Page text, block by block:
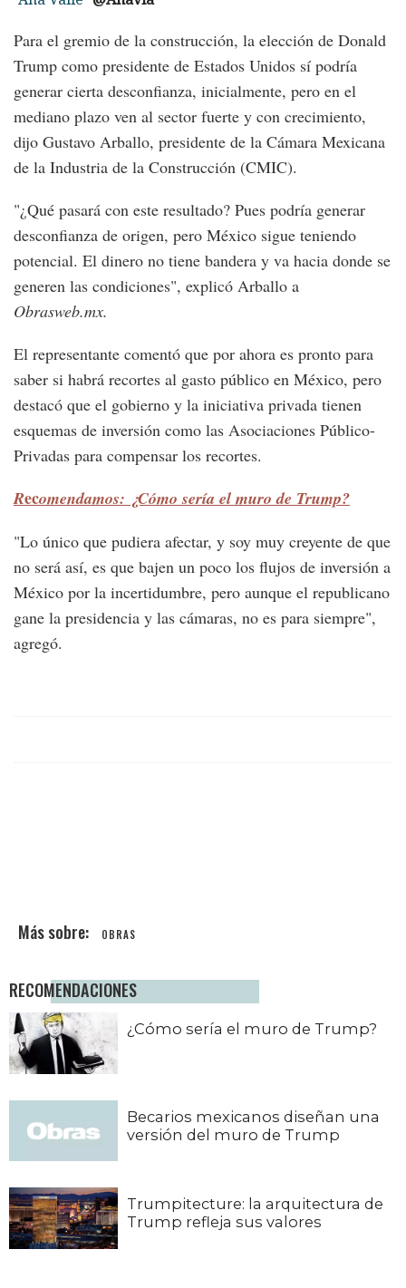
Para el gremio de la construcción, la elección de Donald
Trump como presidente de Estados Unidos sí podría
generar cierta desconfianza, inicialmente, pero en el
mediano plazo ven al sector fuerte y con crecimiento,
dijo Gustavo Arballo, presidente de la Cámara Mexicana
de la Industria de la Construcción (CMIC).
"¿Qué pasará con este resultado? Pues podría generar
desconfianza de origen, pero México sigue teniendo
potencial. El dinero no tiene bandera y va hacia donde se
generen las condiciones", explicó Arballo a
Obrasweb.mx.
El representante comentó que por ahora es pronto para
saber si habrá recortes al gasto público en México, pero
destacó que el gobierno y la iniciativa privada tienen
esquemas de inversión como las Asociaciones Público-
Privadas para compensar los recortes.
Recomendamos: ¿Cómo sería el muro de Trump?
"Lo único que pudiera afectar, y soy muy creyente de que
no será así, es que bajen un poco los flujos de inversión a
México por la incertidumbre, pero aunque el republicano
gane la presidencia y las cámaras, no es para siempre",
agregó.
OBRAS
RECOMENDACIONES
¿Cómo sería el muro de Trump?
Becarios mexicanos diseñan una
versión del muro de Trump
Trumpitecture: la arquitectura de
Trump refleja sus valores